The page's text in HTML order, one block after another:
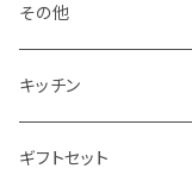
皿
箸
グラス
その他
キッチン
ギフトセット